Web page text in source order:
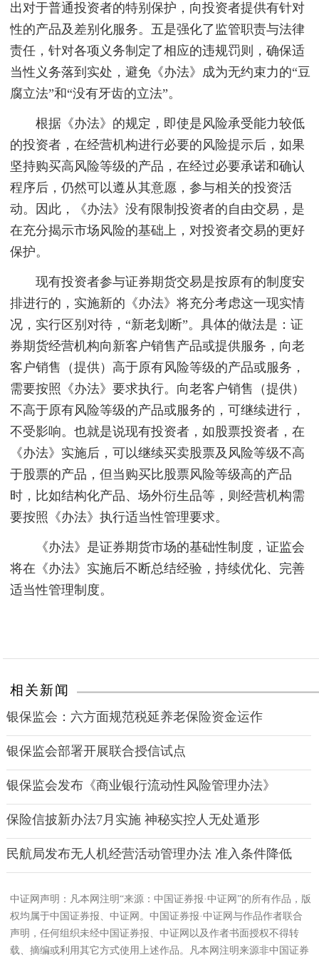
出对于普通投资者的特别保护，向投资者提供有针对
性的产品及差别化服务。五是强化了监管职责与法律
责任，针对各项义务制定了相应的违规罚则，确保适
当性义务落到实处，避免《办法》成为无约束力的“豆
腐立法”和“没有牙齿的立法”。
根据《办法》的规定，即使是风险承受能力较低
的投资者，在经营机构进行必要的风险提示后，如果
坚持购买高风险等级的产品，在经过必要承诺和确认
程序后，仍然可以遵从其意愿，参与相关的投资活
动。因此，《办法》没有限制投资者的自由交易，是
在充分揭示市场风险的基础上，对投资者交易的更好
保护。
现有投资者参与证券期货交易是按原有的制度安
排进行的，实施新的《办法》将充分考虑这一现实情
况，实行区别对待，“新老划断”。具体的做法是：证
券期货经营机构向新客户销售产品或提供服务，向老
客户销售（提供）高于原有风险等级的产品或服务，
需要按照《办法》要求执行。向老客户销售（提供）
不高于原有风险等级的产品或服务的，可继续进行，
不受影响。也就是说现有投资者，如股票投资者，在
《办法》实施后，可以继续买卖股票及风险等级不高
于股票的产品，但当购买比股票风险等级高的产品
时，比如结构化产品、场外衍生品等，则经营机构需
要按照《办法》执行适当性管理要求。
《办法》是证券期货市场的基础性制度，证监会
将在《办法》实施后不断总结经验，持续优化、完善
适当性管理制度。
相关新闻
银保监会：六方面规范税延养老保险资金运作
银保监会部署开展联合授信试点
银保监会发布《商业银行流动性风险管理办法》
保险信披新办法7月实施 神秘实控人无处遁形
民航局发布无人机经营活动管理办法 准入条件降低
中证网声明：凡本网注明“来源：中国证券报·中证网”的所有作品，版
权均属于中国证券报、中证网。中国证券报·中证网与作品作者联合
声明，任何组织未经中国证券报、中证网以及作者书面授权不得转
载、摘编或利用其它方式使用上述作品。凡本网注明来源非中国证券